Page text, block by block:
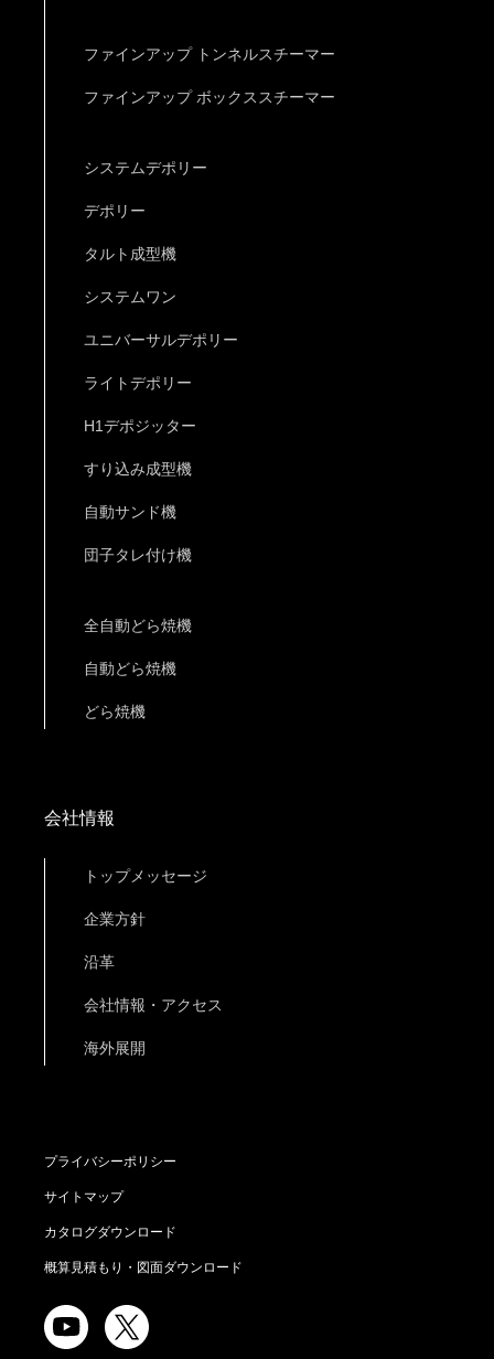
ファインアップ トンネルスチーマー
ファインアップ ボックススチーマー
システムデポリー
デポリー
タルト成型機
システムワン
ユニバーサルデポリー
ライトデポリー
H1デポジッター
すり込み成型機
自動サンド機
団子タレ付け機
全自動どら焼機
自動どら焼機
どら焼機
会社情報
トップメッセージ
企業方針
沿革
会社情報・アクセス
海外展開
プライバシーポリシー
サイトマップ
カタログダウンロード
概算見積もり・図面ダウンロード